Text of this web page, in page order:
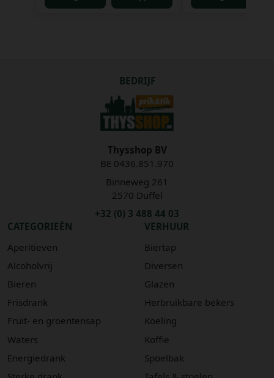
BEDRIJF
Thysshop BV
BE 0436.851.970
Binneweg 261
2570 Duffel
+32 (0) 3 488 44 03
CATEGORIEËN
Aperitieven
Alcoholvrij
Bieren
Frisdrank
Fruit- en groentensap
Waters
Energiedrank
VERHUUR
Biertap
Diversen
Glazen
Herbruikbare bekers
Koeling
Koffie
Spoelbak